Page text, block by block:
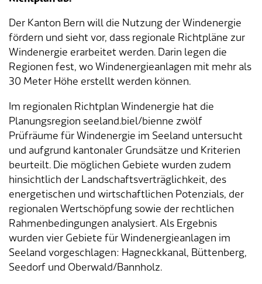
Der Kanton Bern will die Nutzung der Windenergie
fördern und sieht vor, dass regionale Richtpläne zur
Windenergie erarbeitet werden. Darin legen die
Regionen fest, wo Windenergieanlagen mit mehr als
30 Meter Höhe erstellt werden können.
Im regionalen Richtplan Windenergie hat die
Planungsregion seeland.biel/bienne zwölf
Prüfräume für Windenergie im Seeland untersucht
und aufgrund kantonaler Grundsätze und Kriterien
beurteilt. Die möglichen Gebiete wurden zudem
hinsichtlich der Landschaftsverträglichkeit, des
energetischen und wirtschaftlichen Potenzials, der
regionalen Wertschöpfung sowie der rechtlichen
Rahmenbedingungen analysiert. Als Ergebnis
wurden vier Gebiete für Windenergieanlagen im
Seeland vorgeschlagen: Hagneckkanal, Büttenberg,
Seedorf und Oberwald/Bannholz.
Tageselternverein
Gastronomie
Vermietung von Freizeitanlagen
Veranstaltungsbewilligung
Sozialversicherungen
Soziales
Steuern
Bauen & Planen
ÖREB-Kataster
Umwelt
Energie & Wasser
Abfall
Tiere
Verkehr & Mobilität
Burgergemeinde
Kirchgemeinden
Partnergemeinden
Finanzabteilung
Sozialabteilung
Bau- und Planungsabteilung
Betriebs- und Tiefbauabteilung
Werkhof
Schulverwaltung
Kindertagesstätte
Mitarbeitende
Offene Stellen
Dienstleistungen A-Z
Adressverzeichnis
Kontakt & Öffnungszeiten